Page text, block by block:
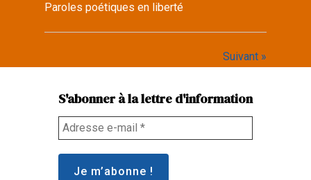
Paroles poétiques en liberté
Suivant »
S'abonner à la lettre d'information